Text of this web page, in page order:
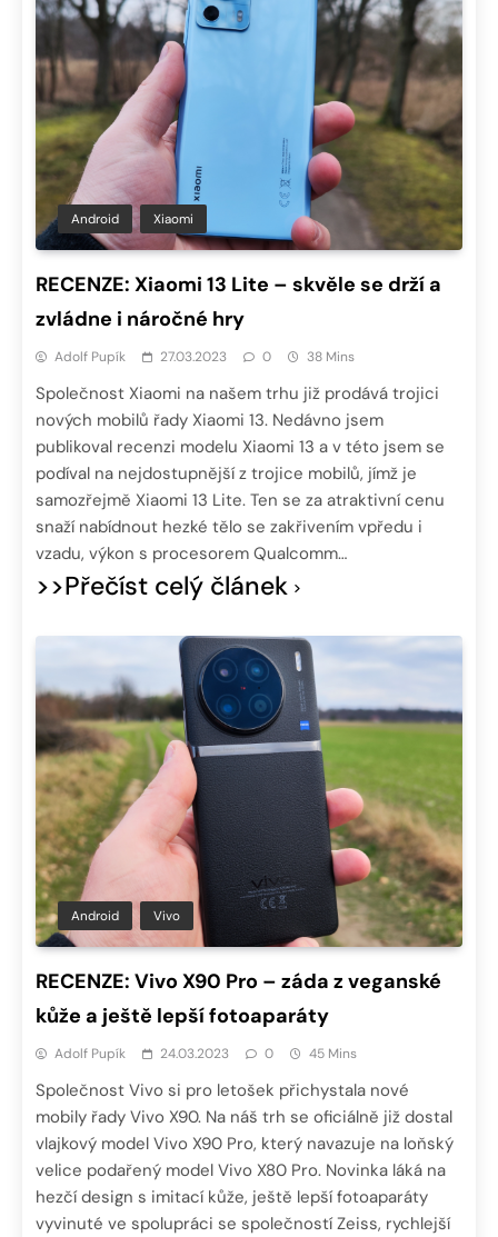
Android Xiaomi
RECENZE: Xiaomi 13 Lite – skvěle se drží a
zvládne i náročné hry
Adolf Pupík 27.03.2023 0 38 Mins
Společnost Xiaomi na našem trhu již prodává trojici
nových mobilů řady Xiaomi 13. Nedávno jsem
publikoval recenzi modelu Xiaomi 13 a v této jsem se
podíval na nejdostupnější z trojice mobilů, jímž je
samozřejmě Xiaomi 13 Lite. Ten se za atraktivní cenu
snaží nabídnout hezké tělo se zakřivením vpředu i
vzadu, výkon s procesorem Qualcomm…
>>Přečíst celý článek
Android Vivo
RECENZE: Vivo X90 Pro – záda z veganské
kůže a ještě lepší fotoaparáty
Adolf Pupík 24.03.2023 0 45 Mins
Společnost Vivo si pro letošek přichystala nové
mobily řady Vivo X90. Na náš trh se oficiálně již dostal
vlajkový model Vivo X90 Pro, který navazuje na loňský
velice podařený model Vivo X80 Pro. Novinka láká na
hezčí design s imitací kůže, ještě lepší fotoaparáty
vyvinuté ve spolupráci se společností Zeiss, rychlejší